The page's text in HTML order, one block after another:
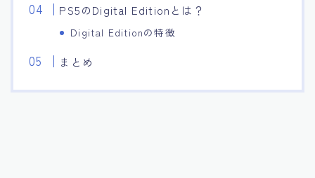
PS5のDigital Editionとは？
Digital Editionの特徴
まとめ